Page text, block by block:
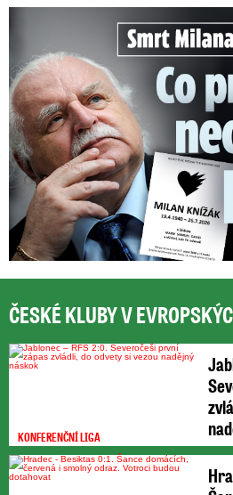
Smrt Milana Knížáka (†86): Co
ČESKÉ KLUBY V
KONFERENČNÍ LIGA